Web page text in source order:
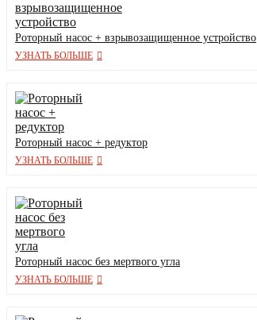
Роторный насос + взрывозащищенное устройство
УЗНАТЬ БОЛЬШЕ
Роторный насос + редуктор
УЗНАТЬ БОЛЬШЕ
Роторный насос без мертвого угла
УЗНАТЬ БОЛЬШЕ